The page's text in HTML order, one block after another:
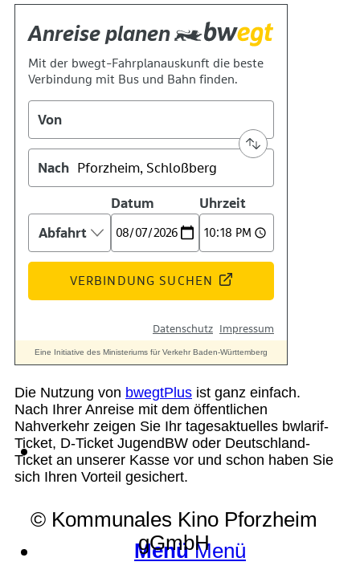
Geschichte
Technik
Standort
Verein
Suche
Menü Menü
Die Nutzung von bwegtPlus ist ganz einfach.
Nach Ihrer Anreise mit dem öffentlichen
Nahverkehr zeigen Sie Ihr tagesaktuelles bwlarif-
Ticket, D-Ticket JugendBW oder Deutschland-
Ticket an unserer Kasse vor und schon haben Sie
sich Ihren Vorteil gesichert.
© Kommunales Kino Pforzheim
gGmbH